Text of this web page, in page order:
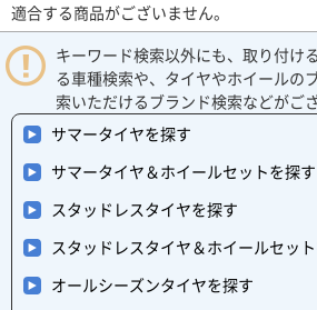
適合する商品がございません。
キーワード検索以外にも、取り付け
る車種検索や、タイヤやホイールの
索いただけるブランド検索などがご
サマータイヤを探す
サマータイヤ＆ホイールセットを探す
スタッドレスタイヤを探す
スタッドレスタイヤ＆ホイールセッ
オールシーズンタイヤを探す